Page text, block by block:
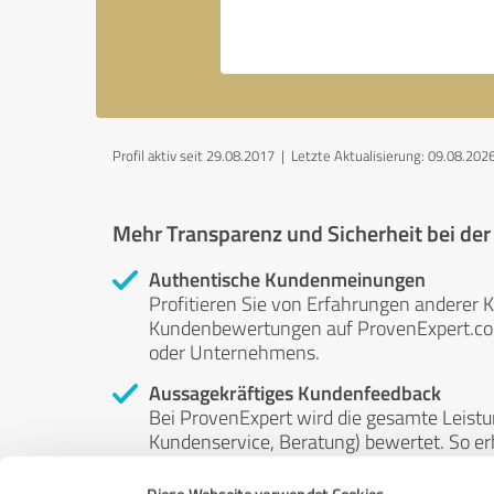
Profil aktiv seit 29.08.2017 | Letzte Aktualisierung:
Mehr Transparenz und Sicherheit bei
Authentische Kundenmeinungen
Profitieren Sie von Erfahrungen anderer
Kundenbewertungen auf
oder Unternehmens.
Aussagekräftiges Kundenfeedback
Bei ProvenExpert wird die gesamte
Kundenservice, Beratung) bewertet. So